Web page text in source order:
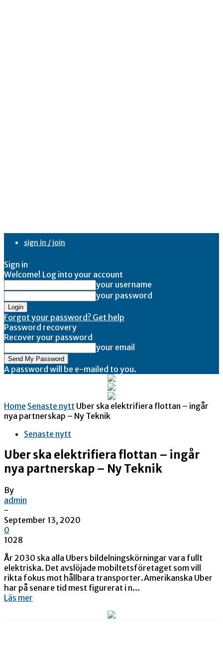
sign in / join
Sign in
Welcome! Log into your account
your username
your password
Forgot your password? Get help
Password recovery
Recover your password
your email
A password will be e-mailed to you.
Home Senaste nytt Uber ska elektrifiera flottan – ingår
nya partnerskap – Ny Teknik
Senaste nytt
Uber ska elektrifiera flottan – ingår
nya partnerskap – Ny Teknik
By
admin
-
September 13, 2020
0
1028
År 2030 ska alla Ubers bildelningskörningar vara fullt
elektriska. Det avslöjade mobiltetsföretaget som vill
rikta fokus mot hållbara transporter.Amerikanska Uber
har på senare tid mest figurerat i n…
Läs mer